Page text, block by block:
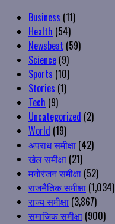
Business (11)
Health (54)
Newsbeat (59)
Science (9)
Sports (10)
Stories (1)
Tech (9)
Uncategorized (2)
World (19)
अपराध समीक्षा (42)
खेल समीक्षा (21)
मनोरंजन समीक्षा (52)
राजनैतिक समीक्षा (1,034)
राज्य समीक्षा (3,867)
समाजिक समीक्षा (900)